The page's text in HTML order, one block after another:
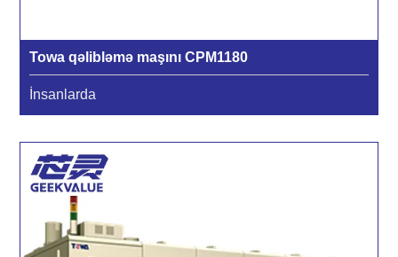
Towa qəlibləmə maşını CPM1180
İnsanlarda